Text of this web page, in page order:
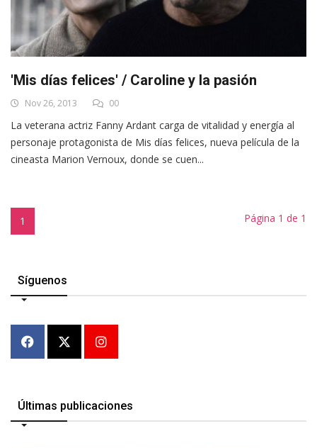
'Mis días felices' / Caroline y la pasión
Nov 26, 2013 00
La veterana actriz Fanny Ardant carga de vitalidad y energía al
personaje protagonista de Mis días felices, nueva película de la
cineasta Marion Vernoux, donde se cuen...
1 Página 1 de 1
Síguenos
Últimas publicaciones